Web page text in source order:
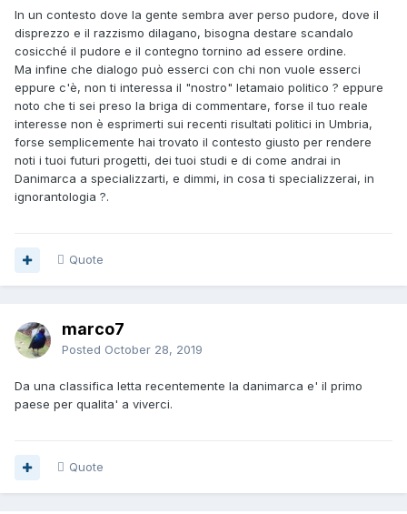
In un contesto dove la gente sembra aver perso pudore, dove il
disprezzo e il razzismo dilagano, bisogna destare scandalo
cosicché il pudore e il contegno tornino ad essere ordine.
Ma infine che dialogo può esserci con chi non vuole esserci
eppure c'è, non ti interessa il "nostro" letamaio politico ? eppure
noto che ti sei preso la briga di commentare, forse il tuo reale
interesse non è esprimerti sui recenti risultati politici in Umbria,
forse semplicemente hai trovato il contesto giusto per rendere
noti i tuoi futuri progetti, dei tuoi studi e di come andrai in
Danimarca a specializzarti, e dimmi, in cosa ti specializzerai, in
ignorantologia ?.
Quote
marco7
Posted October 28, 2019
Da una classifica letta recentemente la danimarca e' il primo
paese per qualita' a viverci.
Quote